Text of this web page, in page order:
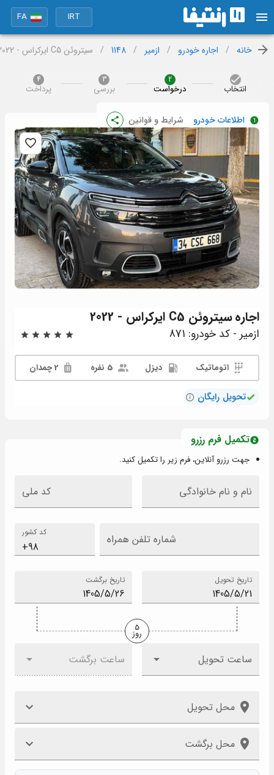
IRT
FA
خانه / اجاره خودرو / ازمیر /
1148
/ سیتروئن C5 ایرکراس - 2022
انتخاب
2
درخواست
3
بررسی
4
پرداخت
اطلاعات خودرو شرایط و قوانین
اجارهسیتروئن C5 ایرکراس - 2022
ازمیر - کد خودرو: 871
اتوماتیک دیزل
تحویل رایگان
تکمیل فرم رزرو
جهت رزرو آنلاین، فرم زیر را تکمیل کنید.
نام و نام خانوادگی کد ملی
کد کشور شماره تلفن همراه
تاریخ تحویل تاریخ برگشت
5
روز
ساعت تحویل ساعت برگشت
محل تحویل
محل برگشت